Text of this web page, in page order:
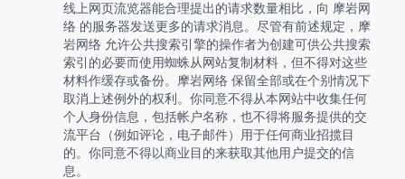
线上网页流览器能合理提出的请求数量相比，向 摩岩网
络 的服务器发送更多的请求消息。尽管有前述规定，摩
岩网络 允许公共搜索引擎的操作者为创建可供公共搜索
索引的必要而使用蜘蛛从网站复制材料，但不得对这些
材料作缓存或备份。摩岩网络 保留全部或在个别情况下
取消上述例外的权利。你同意不得从本网站中收集任何
个人身份信息，包括帐户名称，也不得将服务提供的交
流平台（例如评论，电子邮件）用于任何商业招揽目
的。你同意不得以商业目的来获取其他用户提交的信
息。